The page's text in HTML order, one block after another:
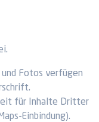
Fotos verfügen
für Inhalte Dritter
Einbindung).